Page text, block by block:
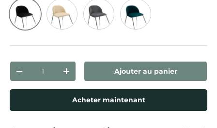
Noir
Qté
Diminuer la quantitéAugmenter la quantité
Ajouter au panier
Acheter maintenant